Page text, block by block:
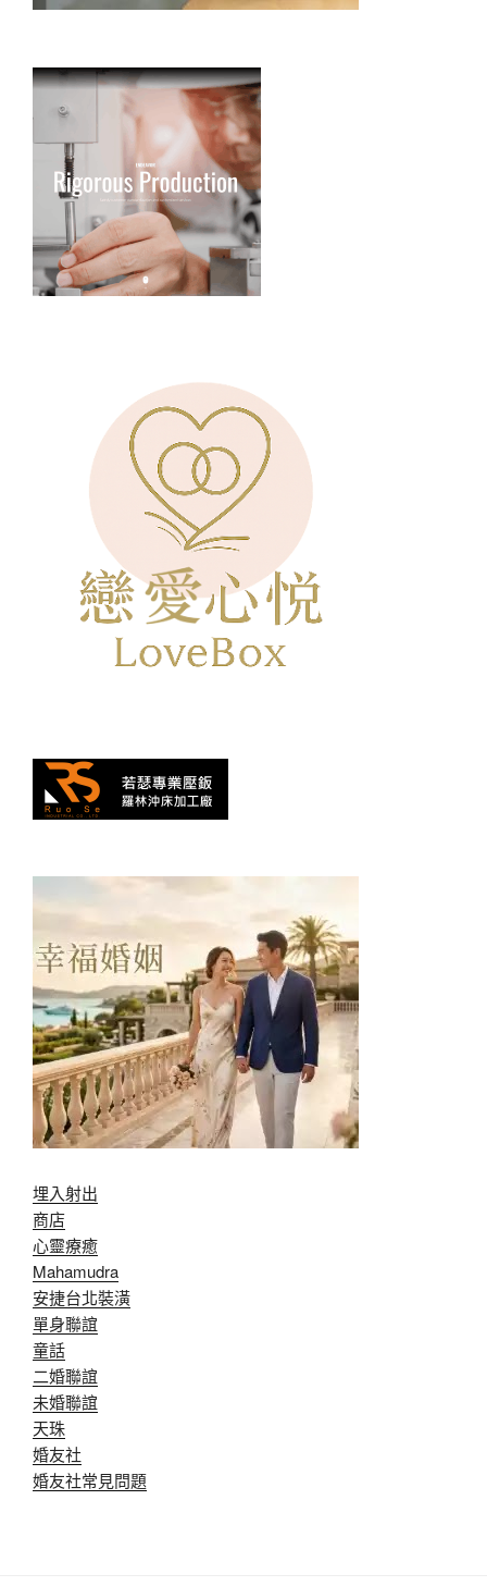
埋入射出
商店
心靈療癒
Mahamudra
安捷台北裝潢
單身聯誼
童話
二婚聯誼
未婚聯誼
天珠
婚友社
婚友社常見問題